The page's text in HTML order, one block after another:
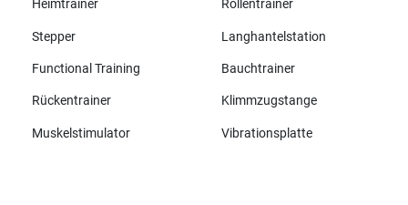
Heimtrainer Rollentrainer
Stepper Langhantelstation
Functional Training Bauchtrainer
Rückentrainer Klimmzugstange
Muskelstimulator Vibrationsplatte